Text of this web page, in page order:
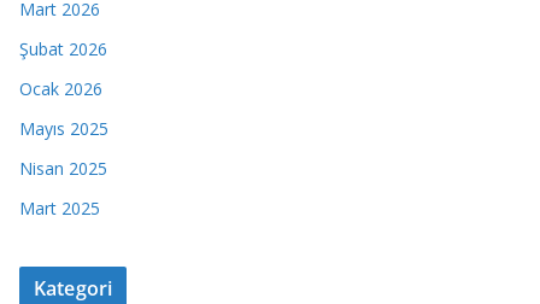
Mart 2026
Şubat 2026
Ocak 2026
Mayıs 2025
Nisan 2025
Mart 2025
Kategori